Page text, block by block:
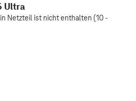
Ultra
Netzteil ist nicht enthalten (10 -